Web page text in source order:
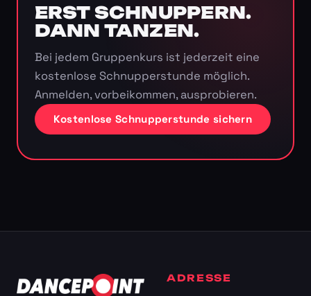
ERST SCHNUPPERN.
DANN TANZEN.
Bei jedem Gruppenkurs ist jederzeit eine
kostenlose Schnupperstunde möglich.
Anmelden, vorbeikommen, ausprobieren.
Kostenlose Schnupperstunde sichern
ADRESSE